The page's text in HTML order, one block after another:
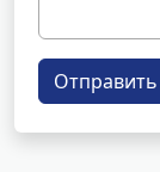
Отправить